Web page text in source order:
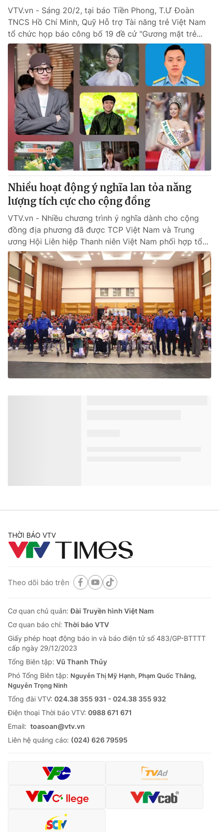
VTV.vn - Sáng 20/2, tại báo Tiền Phong, T.Ư Đoàn
TNCS Hồ Chí Minh, Quỹ Hỗ trợ Tài năng trẻ Việt Nam
tổ chức họp báo công bố 19 đề cử "Gương mặt trẻ...
Nhiều hoạt động ý nghĩa lan tỏa năng
lượng tích cực cho cộng đồng
VTV.vn - Nhiều chương trình ý nghĩa dành cho cộng
đồng địa phương đã được TCP Việt Nam và Trung
ương Hội Liên hiệp Thanh niên Việt Nam phối hợp tổ...
THỜI BÁO VTV
Theo dõi báo trên
Cơ quan chủ quản:Đài Truyền hình Việt Nam
Cơ quan báo chí: Thời báo VTV
Giấy phép hoạt động báo in và báo điện tử số 483/GP-BTTTT
cấp ngày 29/12/2023
Tổng Biên tập: Vũ Thanh Thủy
Phó Tổng Biên tập: Nguyễn Thị Mỹ Hạnh, Phạm Quốc Thắng,
Nguyễn Trọng Ninh
Tổng đài VTV: 024.38 355 931 - 024.38 355 932
Ðiện thoại Thời báo VTV: 0988 671 671
Email: toasoan@vtv.vn
Liên hệ quảng cáo: (024) 626 79595